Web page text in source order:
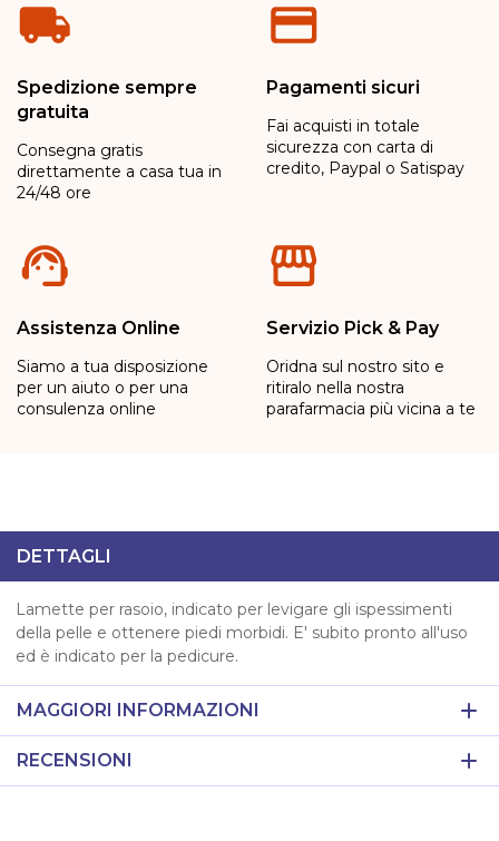
Spedizione sempre
gratuita
Consegna gratis
direttamente a casa tua in
24/48 ore
Pagamenti sicuri
Fai acquisti in totale
sicurezza con carta di
credito, Paypal o Satispay
Assistenza Online
Siamo a tua disposizione
per un aiuto o per una
consulenza online
Servizio Pick & Pay
Oridna sul nostro sito e
ritiralo nella nostra
parafarmacia più vicina a te
DETTAGLI
Lamette per rasoio, indicato per levigare gli ispessimenti
della pelle e ottenere piedi morbidi. E' subito pronto all'uso
ed è indicato per la pedicure.
MAGGIORI INFORMAZIONI
RECENSIONI